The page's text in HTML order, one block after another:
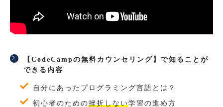
【CodeCampの無料カウンセリング】で知ることが
できる内容
自分にあったプログラミング言語とは？
初心者のための挫折しない学習の進め方